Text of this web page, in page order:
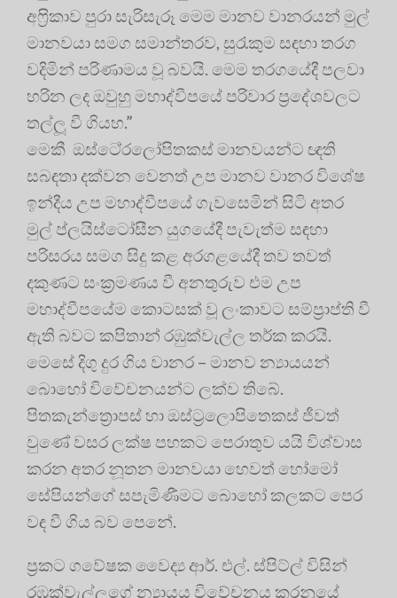
අෆ‍්‍රිකාව පුරා සැරිසැරූ මෙම මානව වානරයන් මුල්
මානවයා සමග සමාන්තරව, සුරැකුම සඳහා තරග
වදිමින් පරිණාමය වූ බවයි. මෙම තරගයේදී පලවා
හරින ලද ඔවුහු මහාද්වීපයේ පරිවාර ප‍්‍රදේශවලට
තල්ලූ වී ගියහ.”
මෙකී ඔස්ටෙ‍්‍රලෝපිතකස් මානවයන්ට ඥති
සබඳතා දක්වන වෙනත් උප මානව වානර විශේෂ
ඉන්දීය උප මහාද්වීපයේ ගැවසෙමින් සිටි අතර
මුල් ප්ලයිස්ටෝසීන යුගයේදී පැවැත්ම සඳහා
පරිසරය සමග සිදු කළ අරගළයේදී තව තවත්
දකුණට සංක‍්‍රමණය වී අනතුරුව එම උප
මහාද්වීපයේම කොටසක් වූ ලංකාවට සම්ප‍්‍රාප්ති වී
ඇති බවට කපිතාන් රඹුක්වැල්ල තර්ක කරයි.
මෙසේ දිගු දුර ගිය වානර – මානව න්‍යායයන්
බොහෝ විවේචනයන්ට ලක්ව තිබේ.
පිතකැන්ත්‍රොපස් හා ඔස්ට‍්‍රලොපිතෙකස් ජීවත්
වුණේ වසර ලක්ෂ පහකට පෙරාතුව යයි විශ්වාස
කරන අතර නූතන මානවයා හෙවත් හෝමෝ
සේපියන්ගේ සපැමිණීමට බොහෝ කලකට පෙර
වඳ වී ගිය බව පෙනේ.
ප‍්‍රකට ගවේෂක වෛද්‍ය ආර්. එල්. ස්පිට්ල් විසින්
රඹුක්වැල්ලගේ න්‍යායය විවේචනය කරනුයේ